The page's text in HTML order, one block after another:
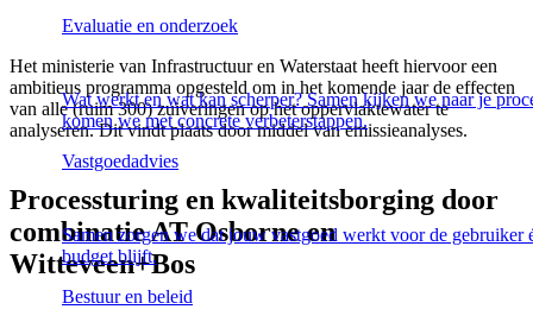
Evaluatie en onderzoek
Wat werkt en wat kan scherper? Samen kijken we naar je
komen we met concrete verbeterstappen.
Vastgoedadvies
Samen zorgen we dat jouw vastgoed werkt voor de gebruiker
budget blijft.
Bestuur en beleid
Het ministerie van Infrastructuur en Waterstaat heeft hiervoor een
ambitieus programma opgesteld om in het komende jaar de effecten
van alle (ruim 300) zuiveringen op het oppervlaktewater te
analyseren. Dit vindt plaats door middel van emissieanalyses.
Processturing en kwaliteitsborging door
combinatie AT Osborne en
Witteveen+Bos